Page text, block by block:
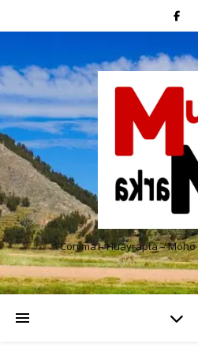
Conima – Huayrapta – Moho